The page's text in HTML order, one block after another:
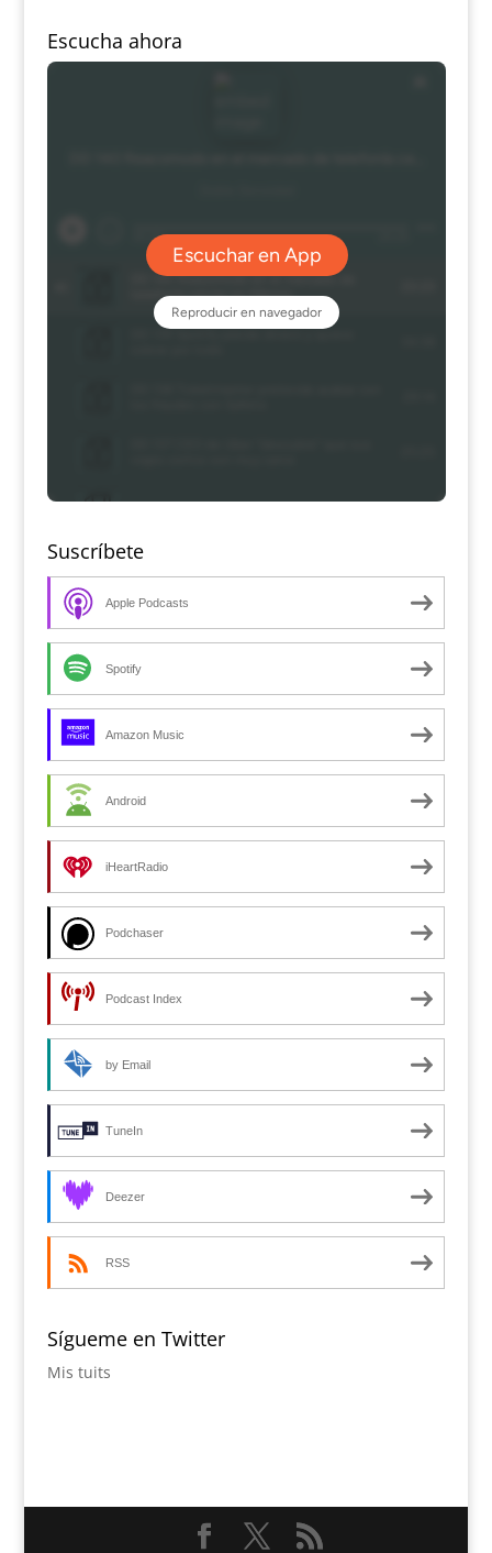
Escucha ahora
Suscríbete
Apple Podcasts
Spotify
Amazon Music
Android
iHeartRadio
Podchaser
Podcast Index
by Email
TuneIn
Deezer
RSS
Sígueme en Twitter
Mis tuits